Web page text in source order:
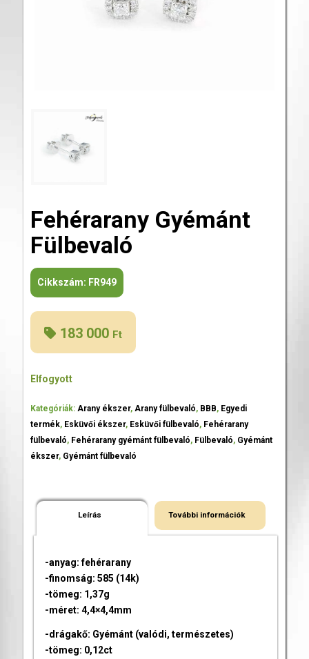
Fehérarany Gyémánt
Fülbevaló
Cikkszám: FR949
183 000 Ft
Elfogyott
Kategóriák: Arany ékszer, Arany fülbevaló, BBB, Egyedi
termék, Esküvői ékszer, Esküvői fülbevaló, Fehérarany
fülbevaló, Fehérarany gyémánt fülbevaló, Fülbevaló, Gyémánt
ékszer, Gyémánt fülbevaló
Leírás További információk
-anyag: fehérarany
-finomság: 585 (14k)
-tömeg: 1,37g
-méret: 4,4×4,4mm
-drágakő: Gyémánt (valódi, természetes)
-tömeg: 0,12ct